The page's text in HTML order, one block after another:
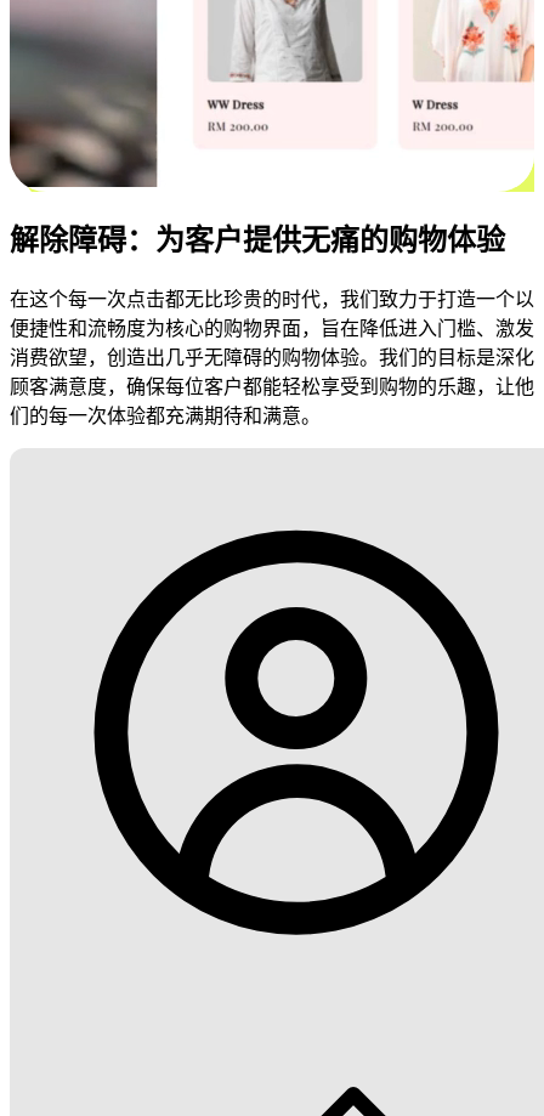
解除障碍：为客户提供无痛的购物体验
在这个每一次点击都无比珍贵的时代，我们致力于打造一个以
便捷性和流畅度为核心的购物界面，旨在降低进入门槛、激发
消费欲望，创造出几乎无障碍的购物体验。我们的目标是深化
顾客满意度，确保每位客户都能轻松享受到购物的乐趣，让他
们的每一次体验都充满期待和满意。